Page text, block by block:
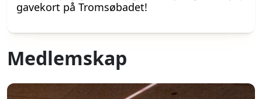
gavekort på Tromsøbadet!
Medlemskap